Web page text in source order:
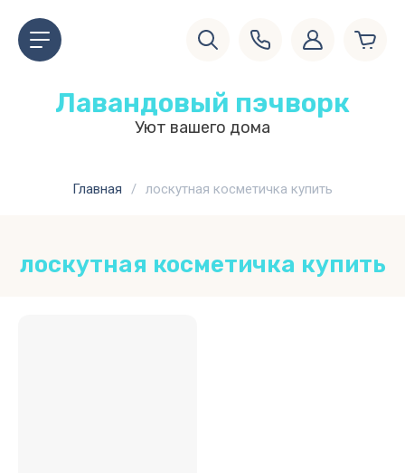
Лавандовый пэчворк
Уют вашего дома
Главная / лоскутная косметичка купить
лоскутная косметичка купить